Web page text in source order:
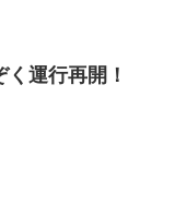
運行再開！